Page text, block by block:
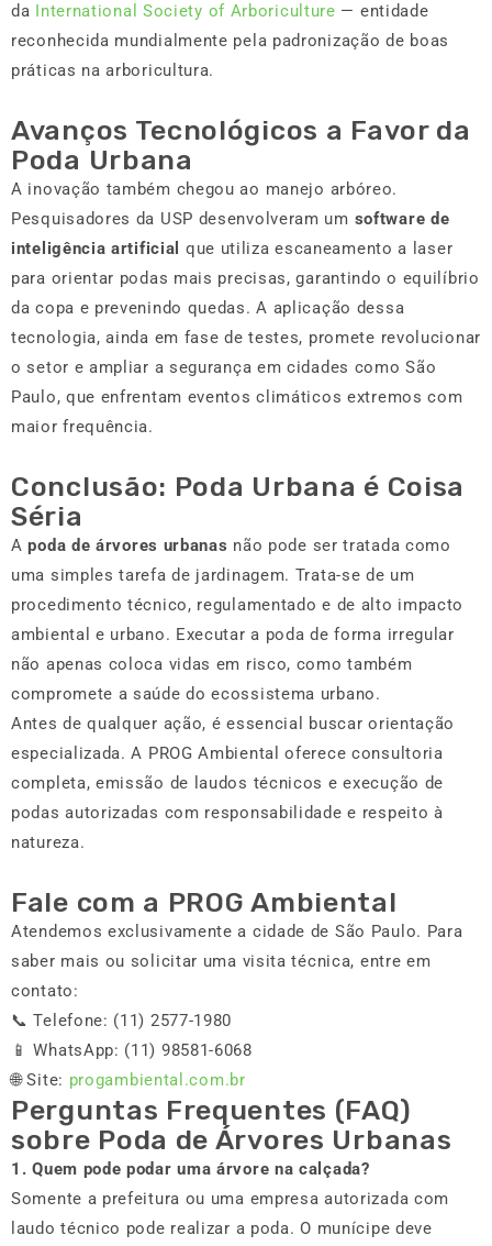
da International Society of Arboriculture — entidade
reconhecida mundialmente pela padronização de boas
práticas na arboricultura.
Avanços Tecnológicos a Favor da
Poda Urbana
A inovação também chegou ao manejo arbóreo.
Pesquisadores da USP desenvolveram um software de
inteligência artificial que utiliza escaneamento a laser
para orientar podas mais precisas, garantindo o equilíbrio
da copa e prevenindo quedas. A aplicação dessa
tecnologia, ainda em fase de testes, promete revolucionar
o setor e ampliar a segurança em cidades como São
Paulo, que enfrentam eventos climáticos extremos com
maior frequência.
Conclusão: Poda Urbana é Coisa
Séria
Apoda de árvores urbanas não pode ser tratada como
uma simples tarefa de jardinagem. Trata-se de um
procedimento técnico, regulamentado e de alto impacto
ambiental e urbano. Executar a poda de forma irregular
não apenas coloca vidas em risco, como também
compromete a saúde do ecossistema urbano.
Antes de qualquer ação, é essencial buscar orientação
especializada. A PROG Ambiental oferece consultoria
completa, emissão de laudos técnicos e execução de
podas autorizadas com responsabilidade e respeito à
natureza.
Fale com a PROG Ambiental
Atendemos exclusivamente a cidade de São Paulo. Para
saber mais ou solicitar uma visita técnica, entre em
contato:
📞 Telefone: (11) 2577-1980
📱 WhatsApp: (11) 98581-6068
🌐 Site: progambiental.com.br
Perguntas Frequentes (FAQ)
sobre Poda de Árvores Urbanas
1. Quem pode podar uma árvore na calçada?
Somente a prefeitura ou uma empresa autorizada com
laudo técnico pode realizar a poda. O munícipe deve